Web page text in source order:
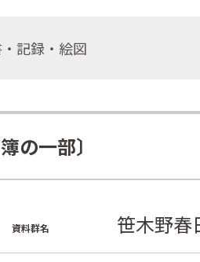
記録・絵図
の一部〕
資料群名 笹木野春